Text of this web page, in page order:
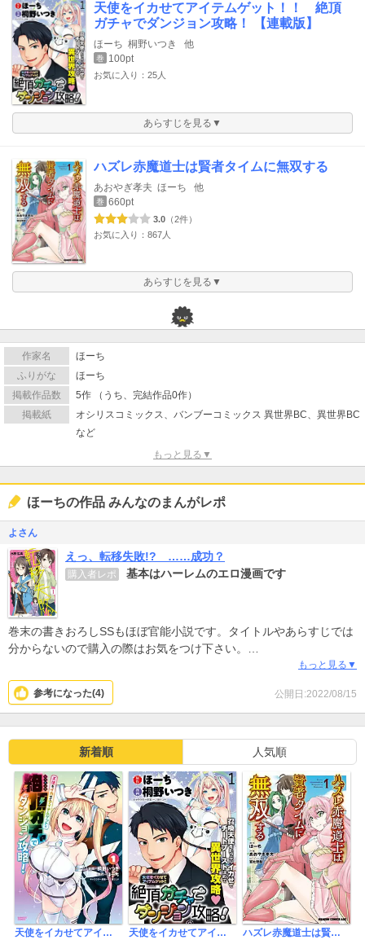
天使をイカせてアイテムゲット！！ 絶頂
ガチャでダンジョン攻略！ 【連載版】
ほーち 桐野いつき 他
巻 100pt
お気に入り：25人
あらすじを見る▼
ハズレ赤魔道士は賢者タイムに無双する
あおやぎ孝夫 ほーち 他
巻 660pt
3.0 （2件）
お気に入り：867人
あらすじを見る▼
作家名
ほーち
ふりがな
ほーち
掲載作品数
5作 （うち、完結作品0作）
掲載紙
オシリスコミックス、バンブーコミックス 異世界BC、異世界BC
など
もっと見る▼
ほーちの作品 みんなのまんがレポ
よさん
えっ、転移失敗!? ……成功？
購入者レポ 基本はハーレムのエロ漫画です
巻末の書きおろしSSもほぼ官能小説です。タイトルやあらすじでは
分からないので購入の際はお気をつけ下さい。
ストーリーはまあまあありきたりで絵も上手いとは言えませんが女
の子は結構可愛いです。
もっと見る▼
公開日:2022/08/15
参考になった(4)
新着順 人気順
天使をイカせてアイテムゲット！！ 絶頂ガチャでダンジョン攻略！ 天使をイカせてアイテムゲット！！ 絶頂ガチャでダンジョン攻略！ 【連載版】 ハズレ赤魔道士は賢者タイムに無双する